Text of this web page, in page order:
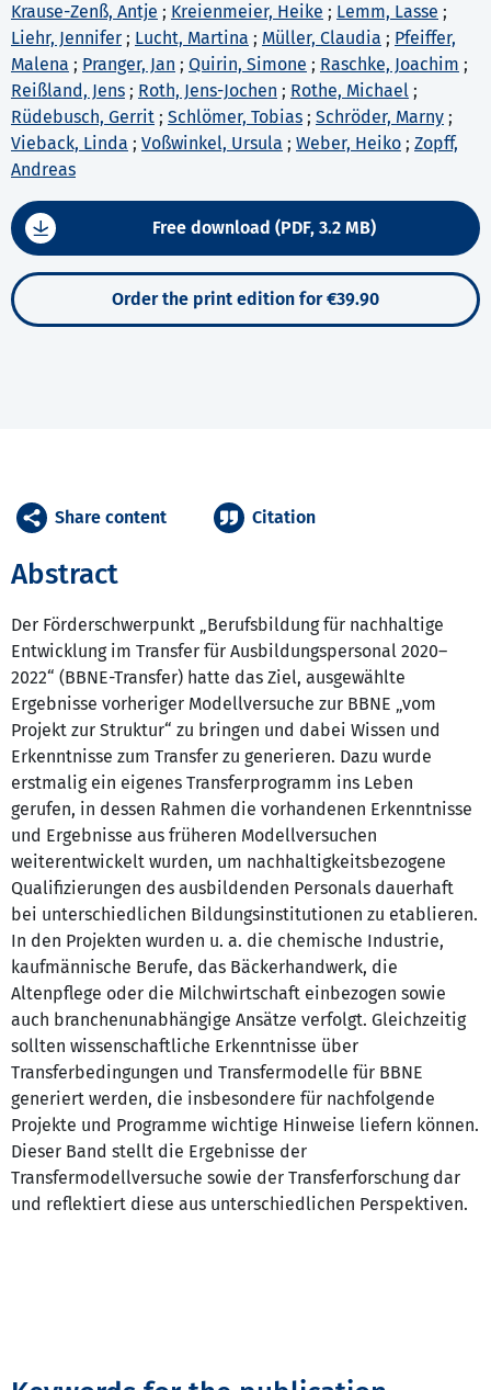
Krause-Zenß, Antje ; Kreienmeier, Heike ; Lemm, Lasse ;
Liehr, Jennifer ; Lucht, Martina ; Müller, Claudia ; Pfeiffer,
Malena ; Pranger, Jan ; Quirin, Simone ; Raschke, Joachim ;
Reißland, Jens ; Roth, Jens-Jochen ; Rothe, Michael ;
Rüdebusch, Gerrit ; Schlömer, Tobias ; Schröder, Marny ;
Vieback, Linda ; Voßwinkel, Ursula ; Weber, Heiko ; Zopff,
Andreas
Free download (PDF, 3.2 MB)
Order the print edition for €39.90
Abstract
Der Förderschwerpunkt „Berufsbildung für nachhaltige
Entwicklung im Transfer für Ausbildungspersonal 2020–
2022“ (BBNE-Transfer) hatte das Ziel, ausgewählte
Ergebnisse vorheriger Modellversuche zur BBNE „vom
Projekt zur Struktur“ zu bringen und dabei Wissen und
Erkenntnisse zum Transfer zu generieren. Dazu wurde
erstmalig ein eigenes Transferprogramm ins Leben
gerufen, in dessen Rahmen die vorhandenen Erkenntnisse
und Ergebnisse aus früheren Modellversuchen
weiterentwickelt wurden, um nachhaltigkeitsbezogene
Qualifizierungen des ausbildenden Personals dauerhaft
bei unterschiedlichen Bildungsinstitutionen zu etablieren.
In den Projekten wurden u. a. die chemische Industrie,
kaufmännische Berufe, das Bäckerhandwerk, die
Altenpflege oder die Milchwirtschaft einbezogen sowie
auch branchenunabhängige Ansätze verfolgt. Gleichzeitig
sollten wissenschaftliche Erkenntnisse über
Transferbedingungen und Transfermodelle für BBNE
generiert werden, die insbesondere für nachfolgende
Projekte und Programme wichtige Hinweise liefern können.
Dieser Band stellt die Ergebnisse der
Transfermodellversuche sowie der Transferforschung dar
und reflektiert diese aus unterschiedlichen Perspektiven.
Share content Citation